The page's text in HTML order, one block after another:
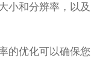
小和分辨率，以及
的优化可以确保您